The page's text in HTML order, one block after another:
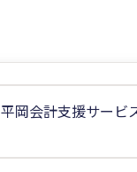
平岡会計支援サービ